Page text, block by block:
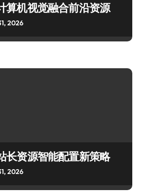
算机视觉融合前沿资源
2026
长资源智能配置新策略
2026